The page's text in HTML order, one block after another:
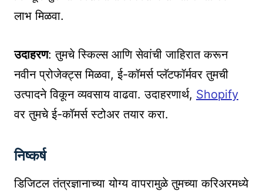
लाभ मिळवा.
उदाहरण: तुमचे स्किल्स आणि सेवांची जाहिरात करून
नवीन प्रोजेक्ट्स मिळवा, ई-कॉमर्स प्लॅटफॉर्मवर तुमची
उत्पादने विकून व्यवसाय वाढवा. उदाहरणार्थ, Shopify
वर तुमचे ई-कॉमर्स स्टोअर तयार करा.
निष्कर्ष
डिजिटल तंत्रज्ञानाच्या योग्य वापरामुळे तुमच्या करिअरमध्ये